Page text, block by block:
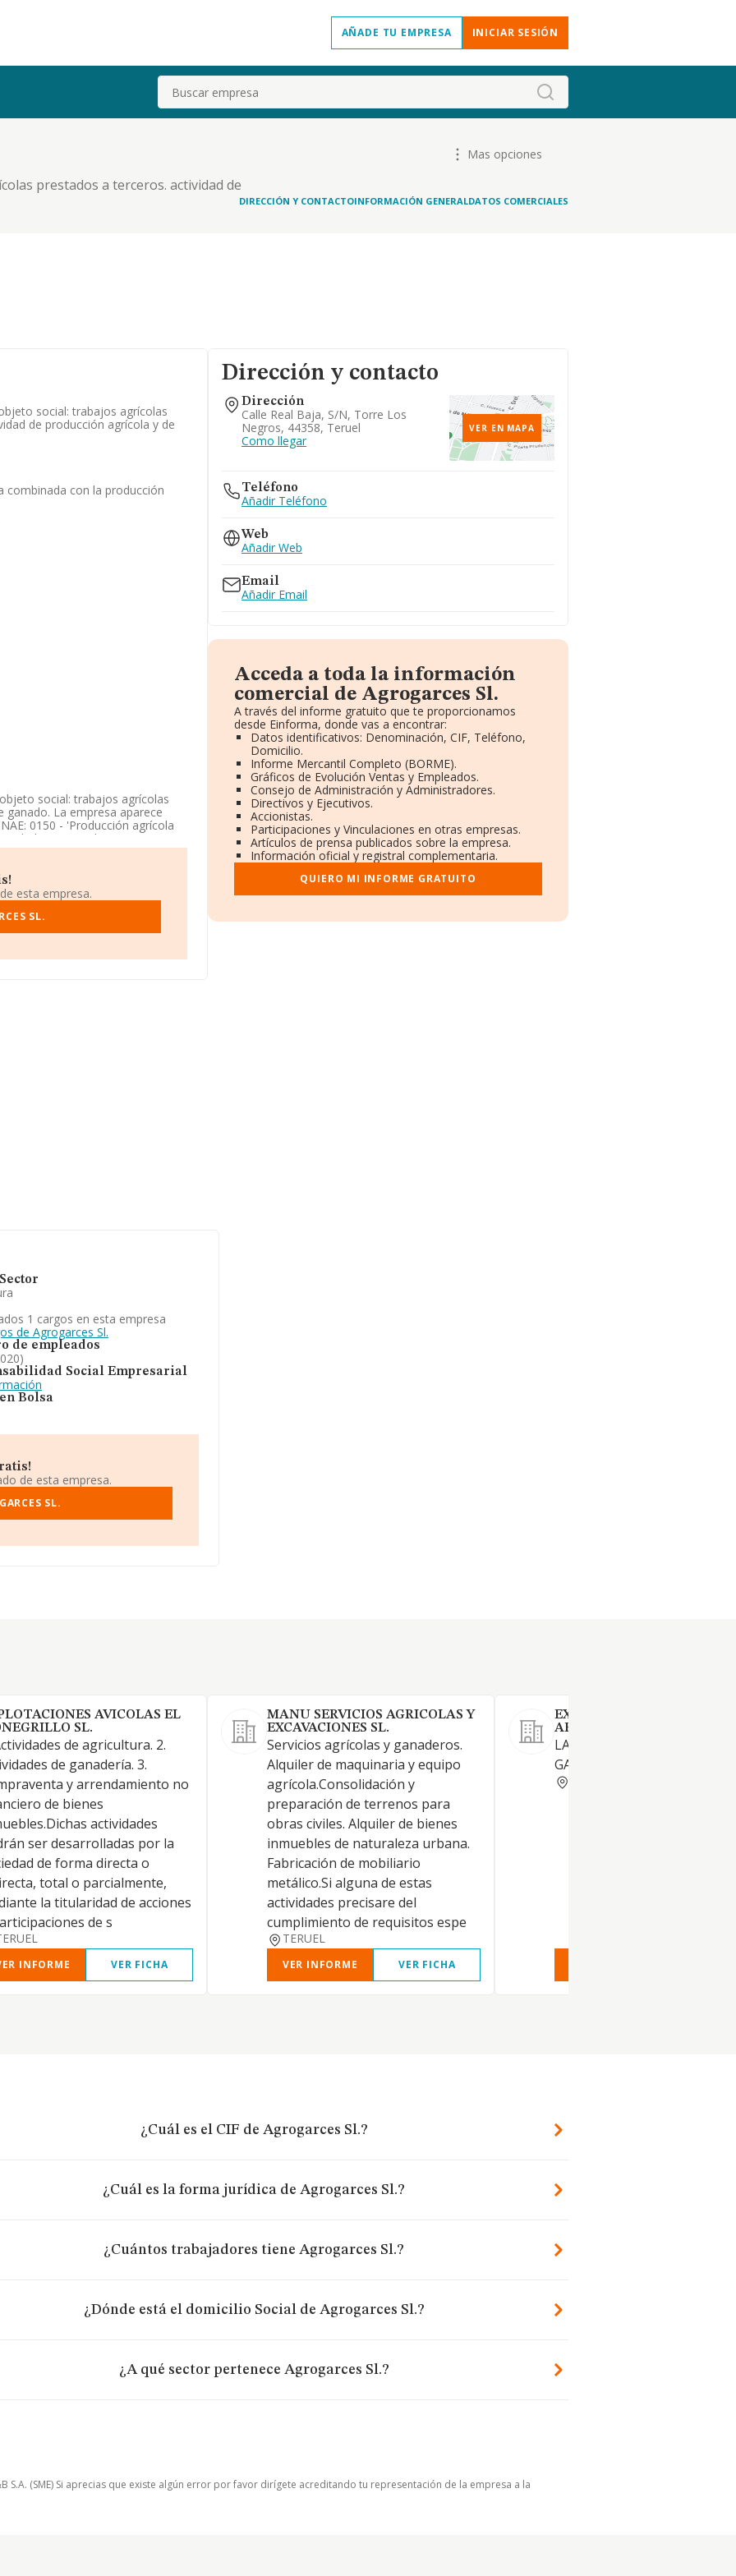
AÑADE TU EMPRESA INICIAR SESIÓN
Buscar
prestados a terceros. actividad de
Mas opciones
DIRECCIÓN Y CONTACTOINFORMACIÓN GENERALDATOS COMERCIALES
social: trabajos agrícolas
de producción agrícola y de
combinada con la producción
social: trabajos agrícolas
La empresa aparece
0150 - 'Producción agrícola
en mercados exteriores.
en el ámbito nacional
que el promedio de la
a la información de la provincia
relativa a las compañías, la
esta empresa.
SL.
Dirección y contacto
Dirección
Calle Real Baja, S/n, Torre Los
Negros, 44358, Teruel
Como llegar
VER EN MAPA
Teléfono
Añadir Teléfono
Web
Añadir Web
Email
Añadir Email
Acceda a toda la información
comercial de Agrogarces Sl.
A través del informe gratuito que te proporcionamos
desde Einforma, donde vas a encontrar:
Datos identificativos: Denominación, CIF, Teléfono,
Domicilio.
Informe Mercantil Completo (BORME).
Gráficos de Evolución Ventas y Empleados.
Consejo de Administración y Administradores.
Directivos y Ejecutivos.
Accionistas.
Participaciones y Vinculaciones en otras empresas.
Artículos de prensa publicados sobre la empresa.
Información oficial y registral complementaria.
QUIERO MI INFORME GRATUITO
1 cargos en esta empresa
de Agrogarces Sl.
de empleados
Social Empresarial
Bolsa
de esta empresa.
SL.
AVICOLAS EL
SL.
de agricultura. 2.
de ganadería. 3.
y arrendamiento no
de bienes
actividades
ser desarrolladas por la
de forma directa o
total o parcialmente,
la titularidad de acciones
de s
INFORME VER FICHA
MANU SERVICIOS AGRICOLAS Y
EXCAVACIONES SL.
Servicios agrícolas y ganaderos.
Alquiler de maquinaria y equipo
agrícola.Consolidación y
preparación de terrenos para
obras civiles. Alquiler de bienes
inmuebles de naturaleza urbana.
Fabricación de mobiliario
metálico.Si alguna de estas
actividades precisare del
cumplimiento de requisitos espe
TERUEL
VER INFORME VER FICHA
EXPLOTACIONES
ARCOIRIS SL.
LA ACTIVIDAD AGRICOLA Y
GANADERA.
¿Cuál es el CIF de Agrogarces Sl.?
¿Cuál es la forma jurídica de Agrogarces Sl.?
¿Cuántos trabajadores tiene Agrogarces Sl.?
¿Dónde está el domicilio Social de Agrogarces Sl.?
¿A qué sector pertenece Agrogarces Sl.?
(SME) Si aprecias que existe algún error por favor dirígete acreditando tu representación de la empresa a la